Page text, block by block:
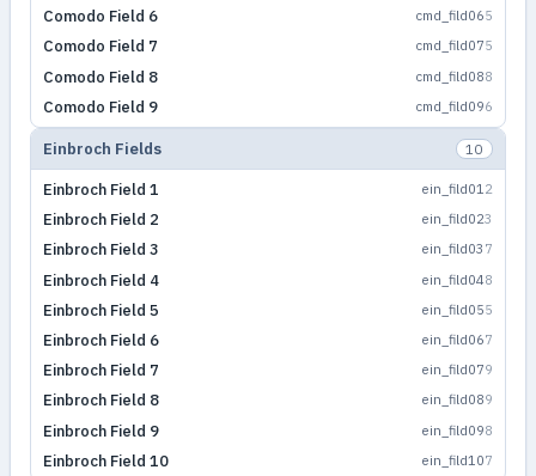
Comodo Field 6 cmd_fild065
Comodo Field 7 cmd_fild075
Comodo Field 8 cmd_fild088
Comodo Field 9 cmd_fild096
Einbroch Fields 10
Einbroch Field 1 ein_fild012
Einbroch Field 2 ein_fild023
Einbroch Field 3 ein_fild03 7
Einbroch Field 4 ein_fild048
Einbroch Field 5 ein_fild055
Einbroch Field 6 ein_fild067
Einbroch Field 7 ein_fild079
Einbroch Field 8 ein_fild089
Einbroch Field 9 ein_fild098
Einbroch Field 10 ein_fild107